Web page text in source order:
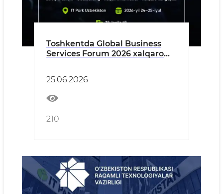
Toshkentda Global Business
Services Forum 2026 xalqaro
25.06.2026
210